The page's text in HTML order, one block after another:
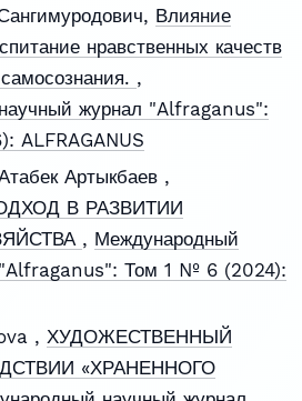
Влияние
нравственных качеств
,
журнал "Alfraganus":
Артыкбаев ,
В РАЗВИТИИ
, Международный
Том 1 № 6 (2024):
, ХУДОЖЕСТВЕННЫЙ
«ХРАНЕННОГО